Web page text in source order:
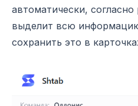
автоматически, согласно
выделит всю
сохранить это в